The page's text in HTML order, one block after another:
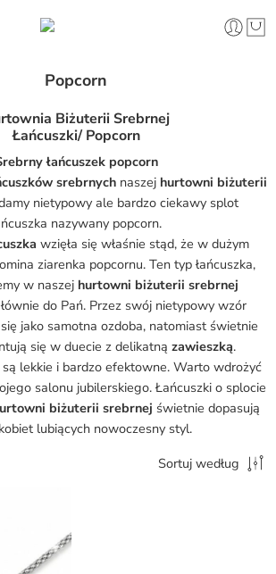
Popcorn
Biżuterii Srebrnej
Łańcuszki/ Popcorn
łańcuszek popcorn
srebrnych naszej hurtowni biżuterii
nietypowy ale bardzo ciekawy splot
nazywany popcorn.
wzięła się właśnie stąd, że w dużym
ziarenka popcornu. Ten typ łańcuszka,
w naszej hurtowni biżuterii srebrnej
do Pań. Przez swój nietypowy wzór
jako samotna ozdoba, natomiast świetnie
się w duecie z delikatną zawieszką.
są lekkie i bardzo efektowne. Warto wdrożyć
salonu jubilerskiego. Łańcuszki o splocie
biżuterii srebrnej świetnie dopasują
lubiących nowoczesny styl.
Sortuj według